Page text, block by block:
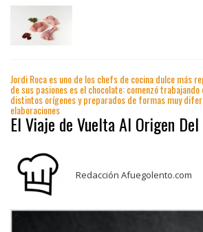
Jordi Roca es uno de los chefs de cocina dulce más
de sus pasiones es el chocolate: comenzó
distintos orígenes y preparados de formas muy
elaboraciones
El Viaje de Vuelta Al Origen
Redacción Afuegolento.com